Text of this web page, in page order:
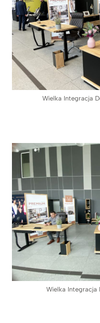
Wielka Integracja
Wielka Integracja